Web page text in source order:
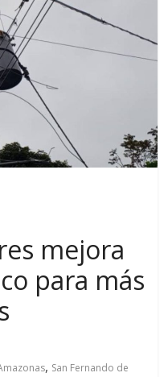
mejora
para más
, San Fernando de